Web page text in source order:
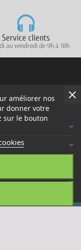
Service clients
au vendredi de 9h à 18h
améliorer nos
donner votre
sur le bouton